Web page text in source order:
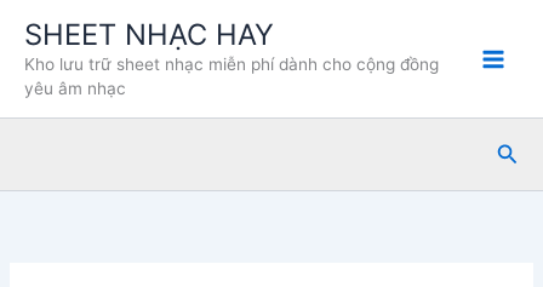
dung
SHEET NHẠC HAY
Kho lưu trữ sheet nhạc miễn phí dành cho cộng đồng
yêu âm nhạc
Tìm